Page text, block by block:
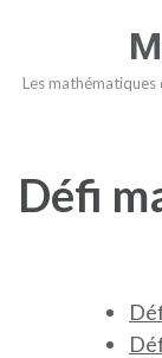
contenu
Les
Défi